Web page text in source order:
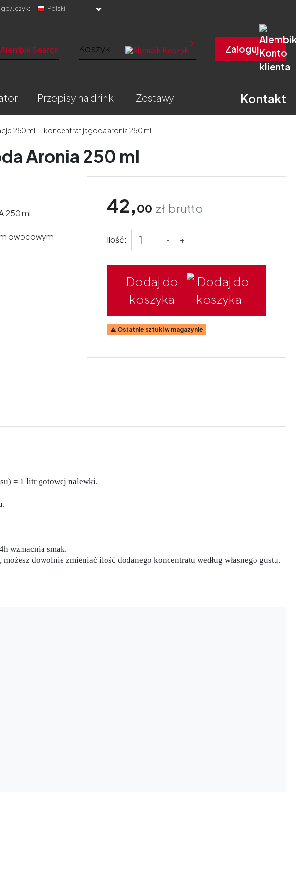
Język: Polski
Koszyk 0 Zaloguj
przepisy na drinki zestawy Kontakt
250 ml koncentrat jagoda aronia 250 ml
Aronia 250 ml
250 ml.
owocowym
42,00 zł brutto
Ilość: - +
Dodaj do
koszyka
 Ostatnie sztuki w magazynie
= 1 litr gotowej nalewki.
wzmacnia smak.
dowolnie zmieniać ilość dodanego koncentratu według własnego gustu.